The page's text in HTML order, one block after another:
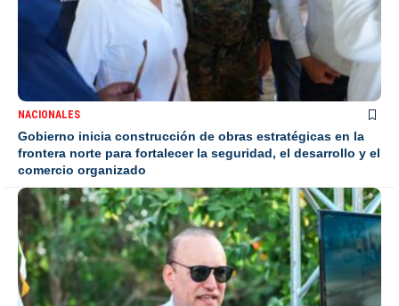
NACIONALES
Gobierno inicia construcción de obras estratégicas en la
frontera norte para fortalecer la seguridad, el desarrollo y el
comercio organizado